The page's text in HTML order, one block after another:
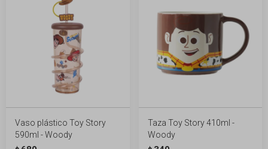
Vaso plástico Toy Story
590ml - Woody
Taza Toy Story 410ml -
Woody